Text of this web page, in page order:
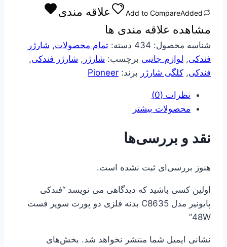
C8635
بدنه
فلزی
دو
پورت
فست
48W
Add to CompareAdded
علاقه مندی
مشاهده علاقه مندی ها
شناسه محصول: 434 دسته: تمام محصولات, شارژر
فندکی, لوازم جانبی برچسب: شارژر , شارژر فندکی,
فندکی, کلگی شارژر برند: Pioneer
نظرات (0)
محصولات بیشتر
نقد و بررسی‌ها
هنوز بررسی‌ای ثبت نشده است.
اولین کسی باشید که دیدگاهی می نویسد “فندکی
پایونیر مدل C8635 بدنه فلزی دو پورت سوپر فست
48W”
نشانی ایمیل شما منتشر نخواهد شد. بخش‌های